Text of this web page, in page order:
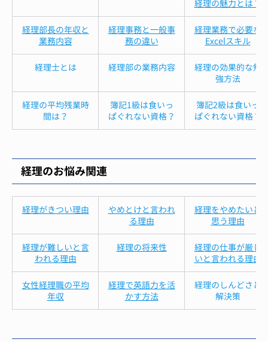
経理の魅力とは？
経理部長の年収と
業務内容
経理事務と一般事
務の違い
経理業務で必要な
Excelスキル
経理士とは 経理部の業務内容
経理の効果的な勉
強方法
経理の平均残業時
間は？
簿記1級は食いっ
ぱぐれない資格？
簿記2級は食いっ
ぱぐれない資格？
経理のお悩み関連
経理がきつい理由
やめとけと言われ
る理由
経理をやめたいと
思う理由
経理が難しいと言
われる理由
経理の将来性
経理の仕事が厳し
いと言われる理由
女性経理職の平均
年収
経理で英語力を活
かす方法
経理のしんどさと
解決策